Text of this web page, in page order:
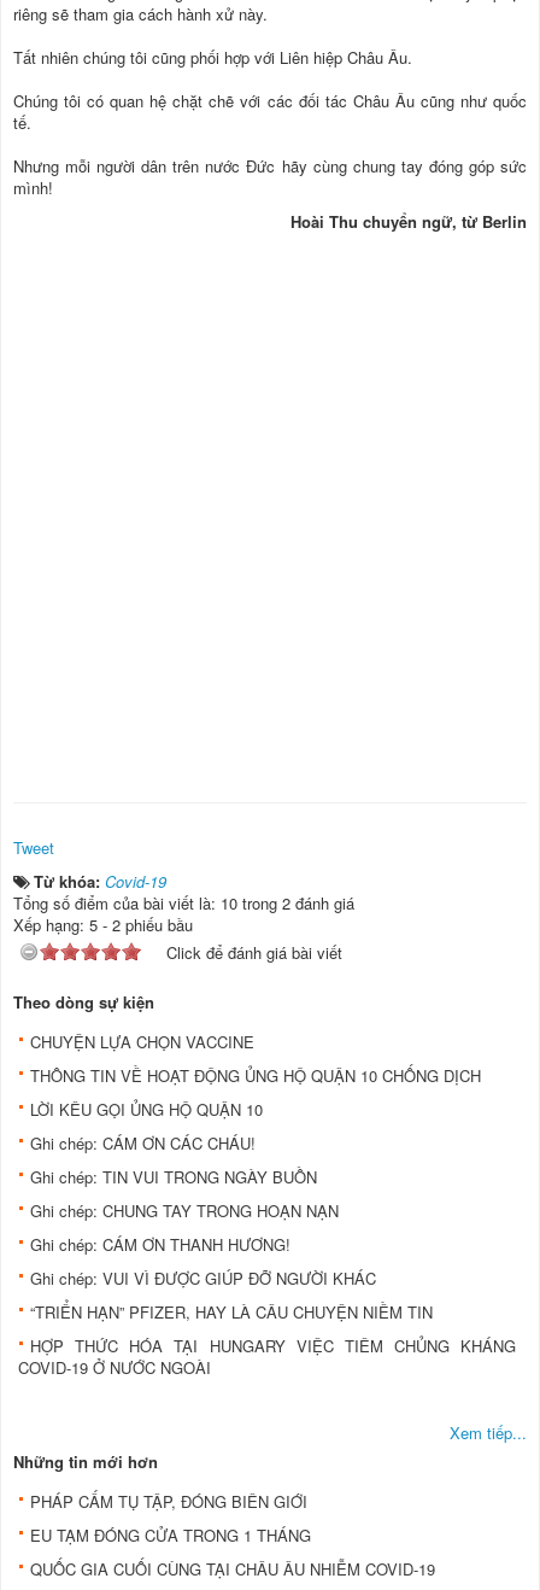
riêng sẽ tham gia cách hành xử này.
Tất nhiên chúng tôi cũng phối hợp với Liên hiệp Châu Âu.
Chúng tôi có quan hệ chặt chẽ với các đối tác Châu Âu cũng như quốc
tế.
Nhưng mỗi người dân trên nước Đức hãy cùng chung tay đóng góp sức
mình!
Hoài Thu chuyển ngữ, từ Berlin
Tweet
Từ khóa: Covid-19
Tổng số điểm của bài viết là: 10 trong 2 đánh giá
Xếp hạng: 5 - 2 phiếu bầu
Click để đánh giá bài viết
Theo dòng sự kiện
CHUYỆN LỰA CHỌN VACCINE
THÔNG TIN VỀ HOẠT ĐỘNG ỦNG HỘ QUẬN 10 CHỐNG DỊCH
LỜI KÊU GỌI ỦNG HỘ QUẬN 10
Ghi chép: CÁM ƠN CÁC CHÁU!
Ghi chép: TIN VUI TRONG NGÀY BUỒN
Ghi chép: CHUNG TAY TRONG HOẠN NẠN
Ghi chép: CÁM ƠN THANH HƯƠNG!
Ghi chép: VUI VÌ ĐƯỢC GIÚP ĐỠ NGƯỜI KHÁC
“TRIỂN HẠN” PFIZER, HAY LÀ CÂU CHUYỆN NIỀM TIN
HỢP THỨC HÓA TẠI HUNGARY VIỆC TIÊM CHỦNG KHÁNG
COVID-19 Ở NƯỚC NGOÀI
Xem tiếp...
Những tin mới hơn
PHÁP CẤM TỤ TẬP, ĐÓNG BIÊN GIỚI
EU TẠM ĐÓNG CỬA TRONG 1 THÁNG
QUỐC GIA CUỐI CÙNG TẠI CHÂU ÂU NHIỄM COVID-19